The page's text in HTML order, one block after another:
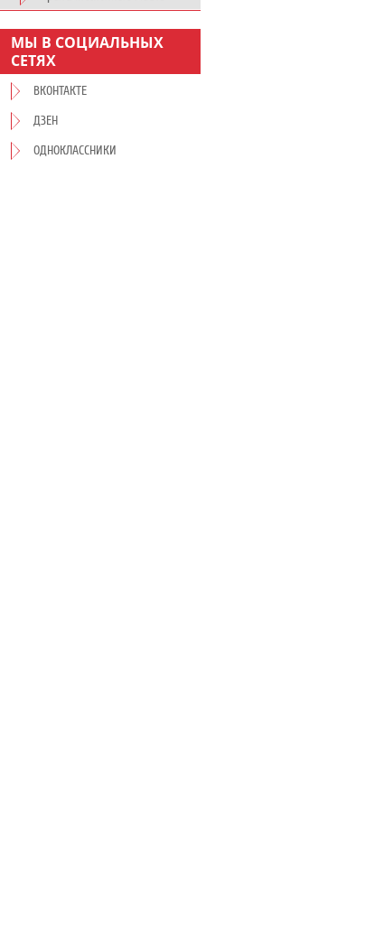
МЫ В СОЦИАЛЬНЫХ
СЕТЯХ
ВКОНТАКТЕ
ДЗЕН
ОДНОКЛАССНИКИ